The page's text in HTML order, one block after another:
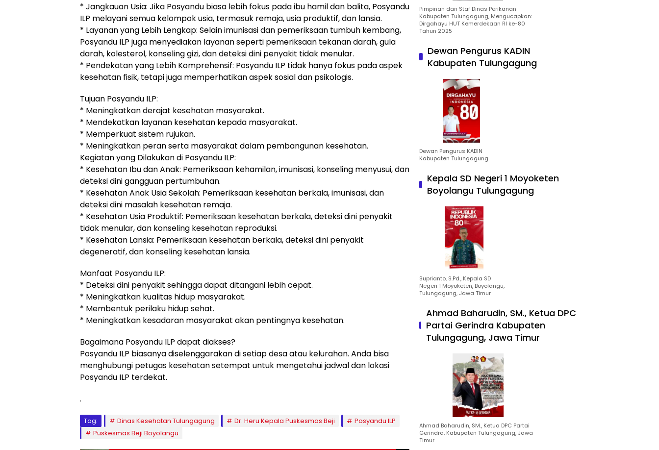
* Jangkauan Usia: Jika Posyandu biasa lebih fokus pada ibu hamil dan balita, Posyandu
ILP melayani semua kelompok usia, termasuk remaja, usia produktif, dan lansia.
* Layanan yang Lebih Lengkap: Selain imunisasi dan pemeriksaan tumbuh kembang,
Posyandu ILP juga menyediakan layanan seperti pemeriksaan tekanan darah, gula
darah, kolesterol, konseling gizi, dan deteksi dini penyakit tidak menular.
* Pendekatan yang Lebih Komprehensif: Posyandu ILP tidak hanya fokus pada aspek
kesehatan fisik, tetapi juga memperhatikan aspek sosial dan psikologis.
Tujuan Posyandu ILP:
* Meningkatkan derajat kesehatan masyarakat.
* Mendekatkan layanan kesehatan kepada masyarakat.
* Memperkuat sistem rujukan.
* Meningkatkan peran serta masyarakat dalam pembangunan kesehatan.
Kegiatan yang Dilakukan di Posyandu ILP:
* Kesehatan Ibu dan Anak: Pemeriksaan kehamilan, imunisasi, konseling menyusui, dan
deteksi dini gangguan pertumbuhan.
* Kesehatan Anak Usia Sekolah: Pemeriksaan kesehatan berkala, imunisasi, dan
deteksi dini masalah kesehatan remaja.
* Kesehatan Usia Produktif: Pemeriksaan kesehatan berkala, deteksi dini penyakit
tidak menular, dan konseling kesehatan reproduksi.
* Kesehatan Lansia: Pemeriksaan kesehatan berkala, deteksi dini penyakit
degeneratif, dan konseling kesehatan lansia.
Manfaat Posyandu ILP:
* Deteksi dini penyakit sehingga dapat ditangani lebih cepat.
* Meningkatkan kualitas hidup masyarakat.
* Membentuk perilaku hidup sehat.
* Meningkatkan kesadaran masyarakat akan pentingnya kesehatan.
Bagaimana Posyandu ILP dapat diakses?
Posyandu ILP biasanya diselenggarakan di setiap desa atau kelurahan. Anda bisa
menghubungi petugas kesehatan setempat untuk mengetahui jadwal dan lokasi
Posyandu ILP terdekat.
.
Tag: Dinas Kesehatan Tulungagung Dr. Heru Kepala Puskesmas Beji
Posyandu ILP
Puskesmas Beji Boyolangu
Pimpinan dan Staf Dinas Perikanan
Kabupaten Tulungagung, Mengucapkan:
Dirgahayu HUT Kemerdekaan RI ke-80
Tahun 2025
Dewan Pengurus KADIN
Kabupaten Tulungagung
Dewan Pengurus KADIN
Kabupaten Tulungagung
Kepala SD Negeri 1 Moyoketen
Boyolangu Tulungagung
Suprianto, S.Pd., Kepala SD
Negeri 1 Moyoketen, Boyolangu,
Tulungagung, Jawa Timur
Ahmad Baharudin, SM., Ketua DPC
Partai Gerindra Kabupaten
Tulungagung, Jawa Timur
Ahmad Baharudin, SM., Ketua DPC Partai
Gerindra, Kabupaten Tulungagung, Jawa
Timur